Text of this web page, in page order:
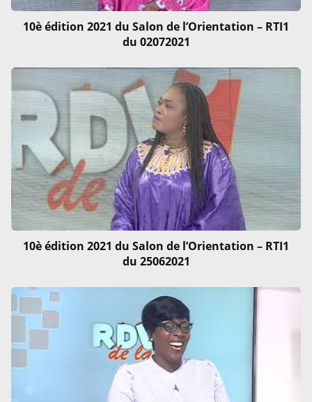
10è édition 2021 du Salon de l’Orientation – RTI1
du 02072021
10è édition 2021 du Salon de l’Orientation – RTI1
du 25062021